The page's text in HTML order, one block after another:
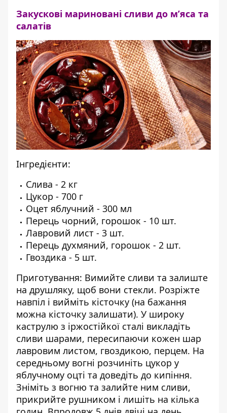
Закускові мариновані сливи до м’яса та
салатів
Інгредієнти:
Слива - 2 кг
Цукор - 700 г
Оцет яблучний - 300 мл
Перець чорний, горошок - 10 шт.
Лавровий лист - 3 шт.
Перець духмяний, горошок - 2 шт.
Гвоздика - 5 шт.
Приготування: Вимийте сливи та залиште
на друшляку, щоб вони стекли. Розріжте
навпіл і вийміть кісточку (на бажання
можна кісточку залишати). У широку
каструлю з іржостійкої сталі викладіть
сливи шарами, пересипаючи кожен шар
лавровим листом, гвоздикою, перцем. На
середньому вогні розчиніть цукор у
яблучному оцті та доведіть до кипіння.
Зніміть з вогню та залийте ним сливи,
прикрийте рушником і лишіть на кілька